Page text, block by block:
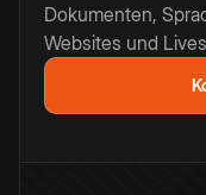
Dokumenten,
Websites und